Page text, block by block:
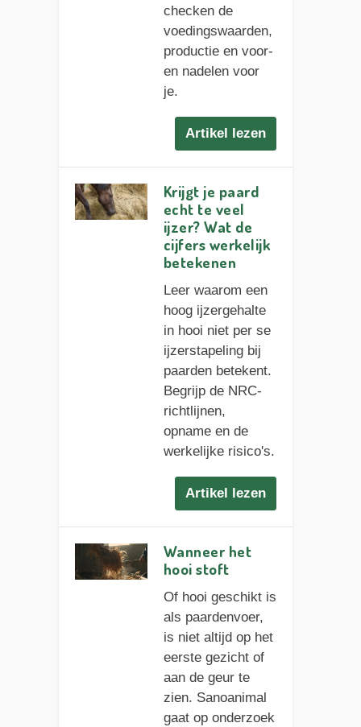
checken de
voedingswaarden,
productie en voor-
en nadelen voor
je.
Artikel lezen
Krijgt je paard
echt te veel
ijzer? Wat de
cijfers werkelijk
betekenen
Leer waarom een
hoog ijzergehalte
in hooi niet per se
ijzerstapeling bij
paarden betekent.
Begrijp de NRC-
richtlijnen,
opname en de
werkelijke risico's.
Artikel lezen
Wanneer het
hooi stoft
Of hooi geschikt is
als paardenvoer,
is niet altijd op het
eerste gezicht of
aan de geur te
zien. Sanoanimal
gaat op onderzoek